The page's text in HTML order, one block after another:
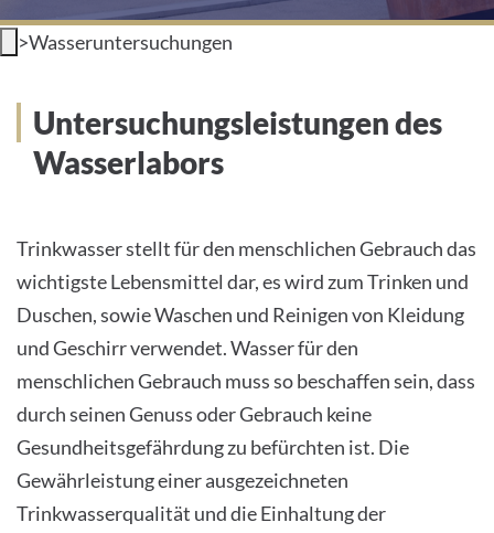
INTERNATIONALE PATIENTEN
LEICHTE SPRACHE
DAS KLINIKUM
PATIENTEN &AMP; BESUCHER
MEDIZINISCHE FAKULTÄT
KONTAKT
>Wasseruntersuchungen
Untersuchungsleistungen des
Wasserlabors
Trinkwasser stellt für den menschlichen Gebrauch das
wichtigste Lebensmittel dar, es wird zum Trinken und
Duschen, sowie Waschen und Reinigen von Kleidung
und Geschirr verwendet. Wasser für den
menschlichen Gebrauch muss so beschaffen sein, dass
durch seinen Genuss oder Gebrauch keine
Gesundheitsgefährdung zu befürchten ist. Die
Gewährleistung einer ausgezeichneten
Trinkwasserqualität und die Einhaltung der